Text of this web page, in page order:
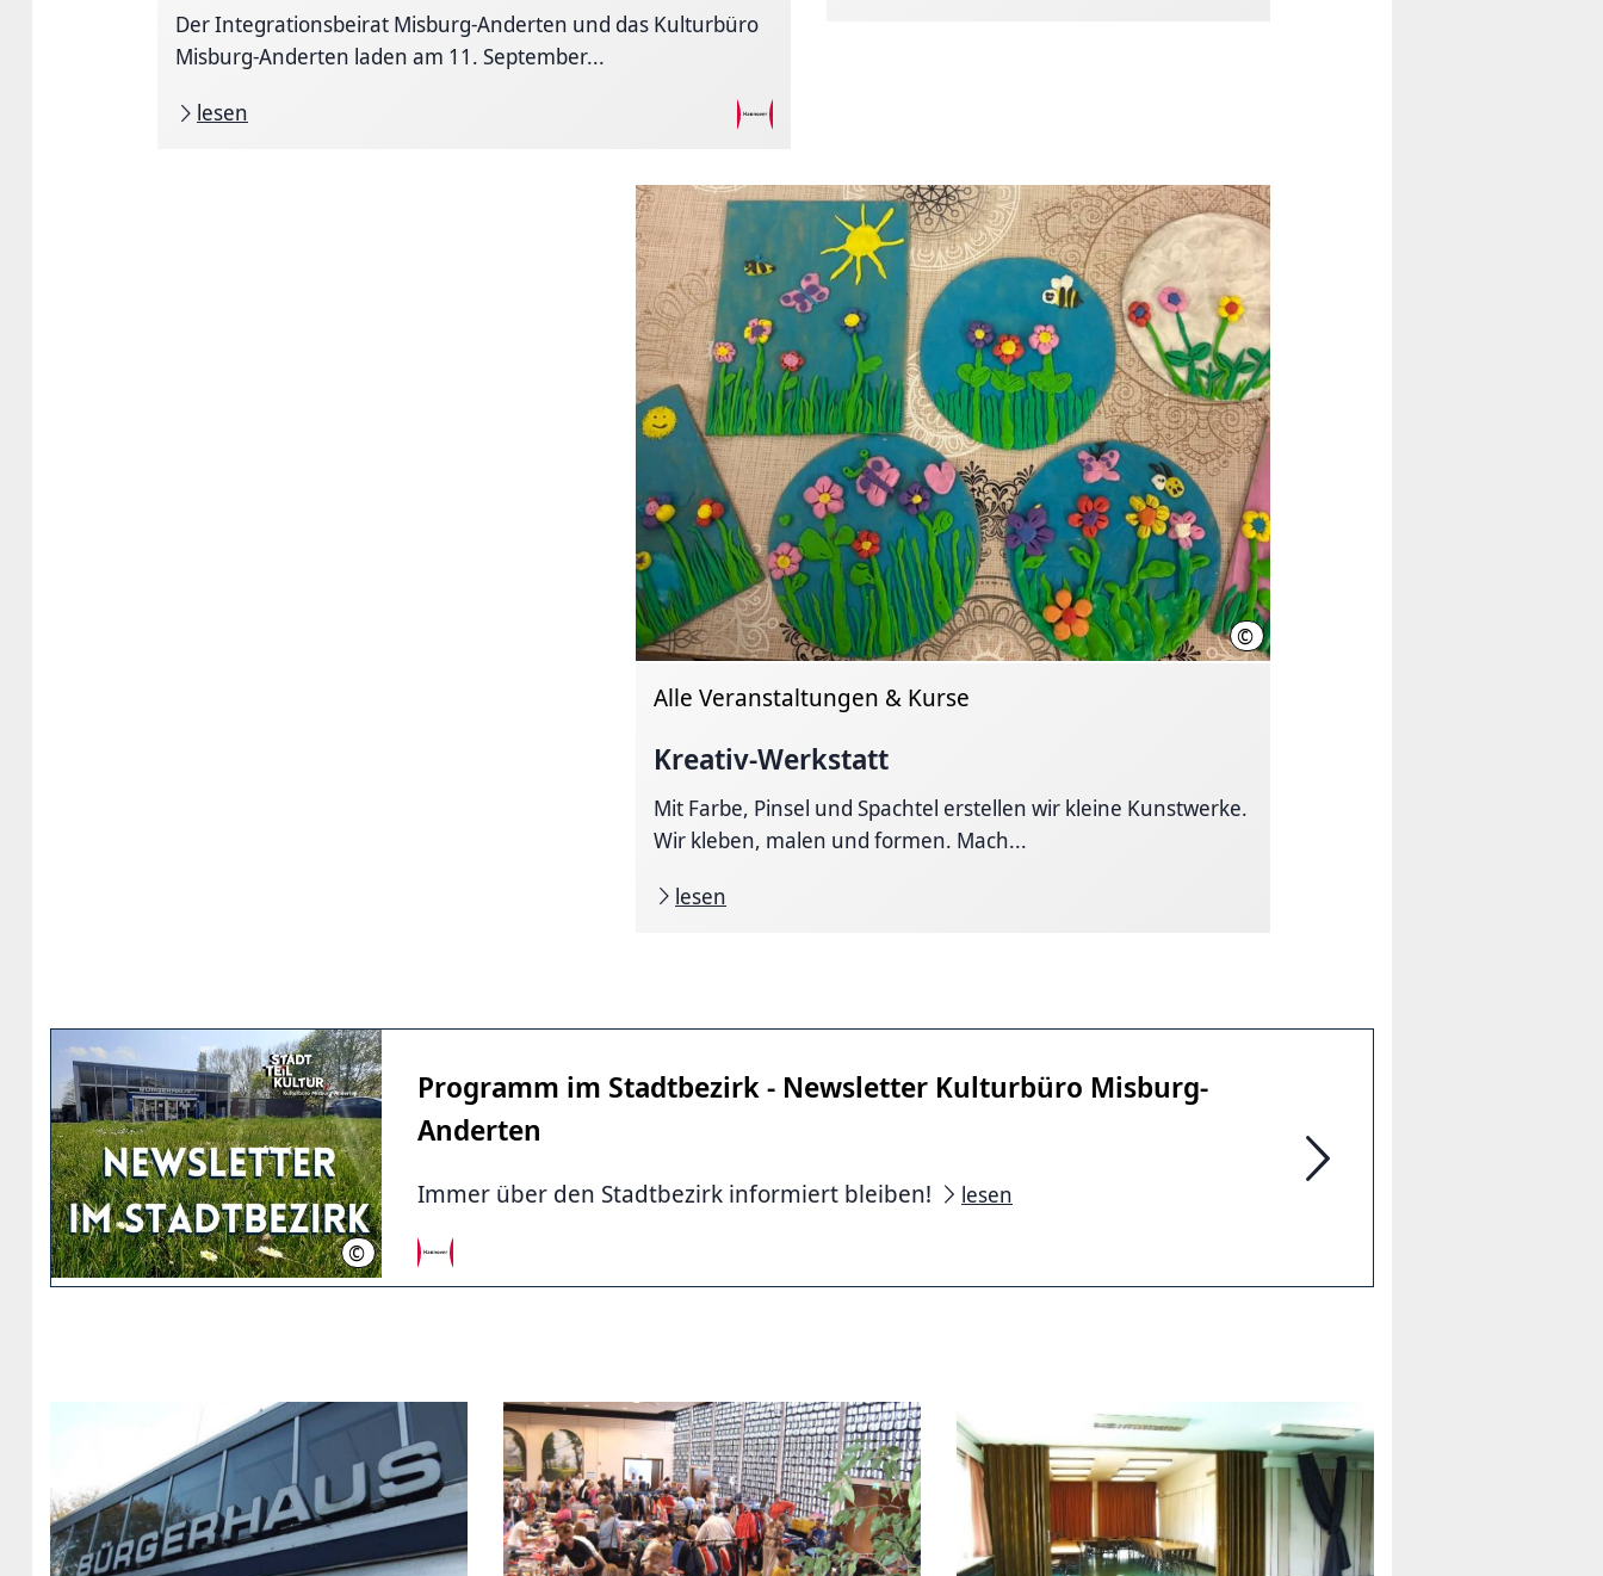
Der Integrationsbeirat Misburg-Anderten und das Kulturbüro
Misburg-Anderten laden am 11. September...
lesen
© Lidia Solovjov
Alle Veranstaltungen & Kurse
Kreativ-Werkstatt
Mit Farbe, Pinsel und Spachtel erstellen wir kleine Kunstwerke.
Wir kleben, malen und formen. Mach...
lesen
© LHH
Programm im Stadtbezirk - Newsletter Kulturbüro Misburg-
Anderten
Immer über den Stadtbezirk informiert bleiben! lesen